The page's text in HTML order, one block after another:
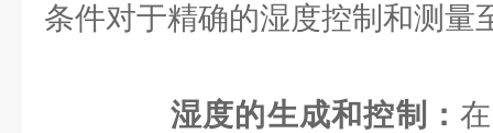
条件对于精确的湿度控制和测量
湿度的生成和控制：